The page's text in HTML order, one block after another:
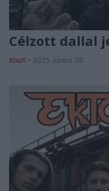
Célzott dallal
KoaX • 2025. június 06.